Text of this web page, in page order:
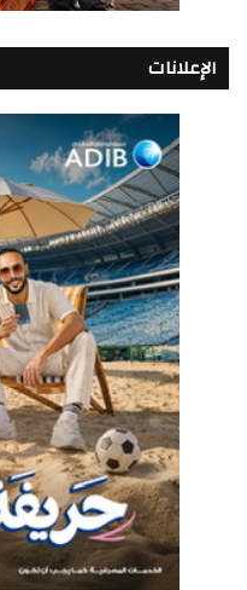
الإعلانات